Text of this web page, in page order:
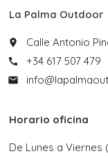
La Palma Outdoor
place Calle Antonio
call +34 617 507 479
email
Horario oficina
De Lunes a Viernes